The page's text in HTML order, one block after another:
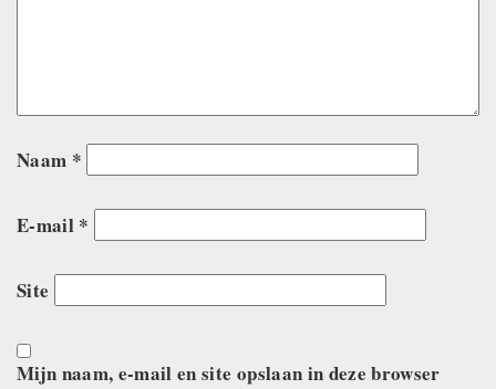
Naam *
E-mail *
Site
Mijn naam, e-mail en site opslaan in deze browser